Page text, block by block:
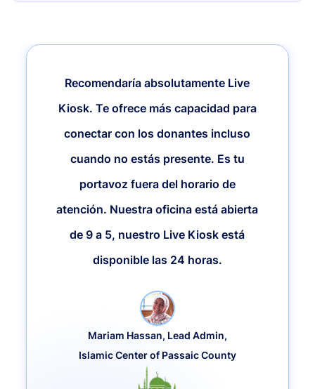
Recomendaría absolutamente Live
Kiosk. Te ofrece más capacidad para
conectar con los donantes incluso
cuando no estás presente. Es tu
portavoz fuera del horario de
atención. Nuestra oficina está abierta
de 9 a 5, nuestro Live Kiosk está
disponible las 24 horas.
Mariam Hassan, Lead Admin,
Islamic Center of Passaic County